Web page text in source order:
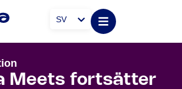
SV
Meets fortsätter